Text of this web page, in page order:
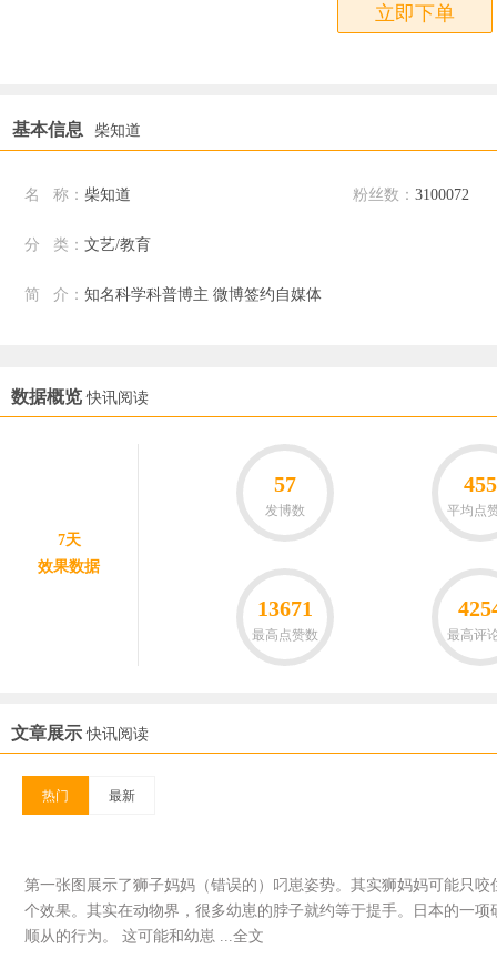
立即下单
基本信息 柴知道
名 称： 柴知道 粉丝数：3100072
分 类： 文艺/教育
简 介： 知名科学科普博主 微博签约自媒体
数据概览 快讯阅读
7天
效果数据
57
发博数
455
平均点
13671
最高点赞数 最高评
文章展示 快讯阅读
热门 最新
第一张图展示了狮子妈妈（错误的）叼崽姿势。其实狮妈妈可能只
个效果。其实在动物界，很多幼崽的脖子就约等于提手。日本的一
顺从的行为。 这可能和幼崽 ...全文